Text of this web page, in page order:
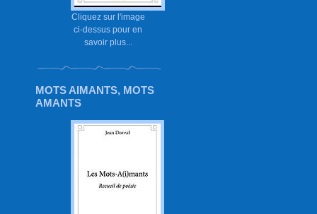
Cliquez sur l'image
ci-dessus pour en
savoir plus...
MOTS AIMANTS, MOTS
AMANTS